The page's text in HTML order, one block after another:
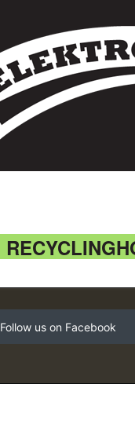
Follow us on Facebook